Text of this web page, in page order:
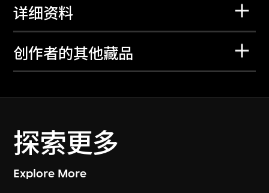
详细资料
创作者的其他藏品
探索更多
Explore More